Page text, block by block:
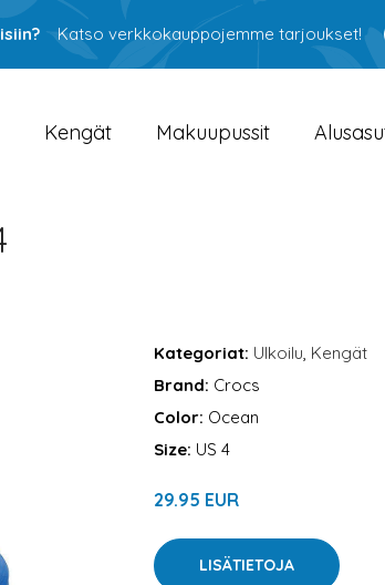
Katso verkkokauppojemme tarjoukset!
Kengät Makuupussit
Kategoriat: Ulkoilu, Kengät
Brand: Crocs
Color: Ocean
Size: US 4
29.95 EUR
LISÄTIETOJA